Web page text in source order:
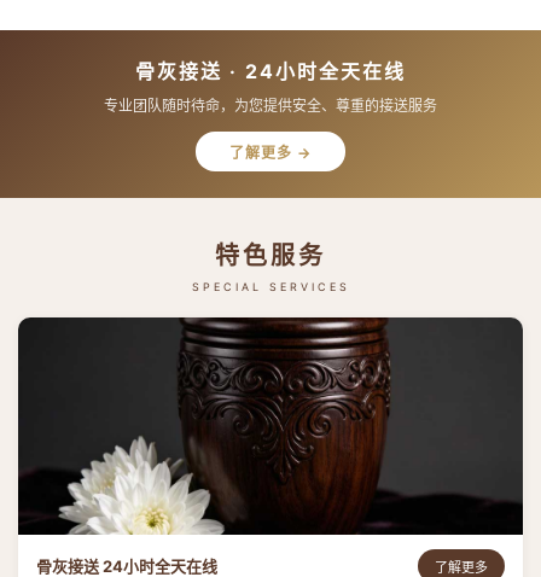
骨灰接送 · 24小时全天在线
专业团队随时待命，为您提供安全、尊重的接送服务
了解更多 →
特色服务
SPECIAL SERVICES
骨灰接送 24小时全天在线 了解更多